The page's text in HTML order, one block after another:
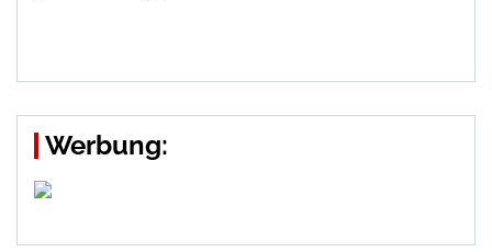
Werbung: